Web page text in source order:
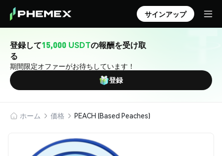
サインアップ
登録して15,000 USDTの報酬を受け取
る
期間限定オファーがお待ちしています！
登録
ホーム 価格 PEACH (Based Peaches)